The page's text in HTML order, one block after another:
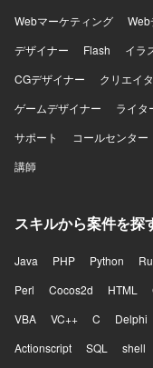
Webマーケティング
Web
デザイナー
Flash イラ
CGデザイナー
クリエイ
ゲームデザイナー
ライタ
サポート
コールセンター
講師
スキルから案件を探
Java PHP Python
Perl
Cocos2d HTML
VBA
VC++ C Delphi
Actionscript
SQL shell